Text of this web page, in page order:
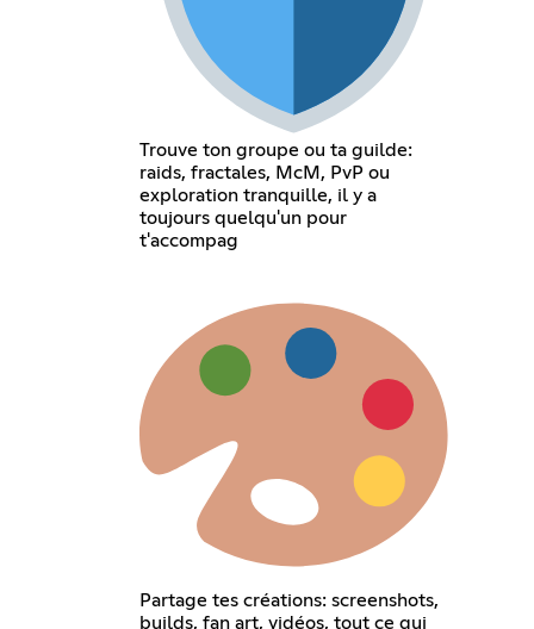
Trouve ton groupe ou ta guilde:
raids, fractales, McM, PvP ou
exploration tranquille, il y a
toujours quelqu'un pour
t'accompag
Partage tes créations: screenshots,
builds, fan art, vidéos, tout ce qui